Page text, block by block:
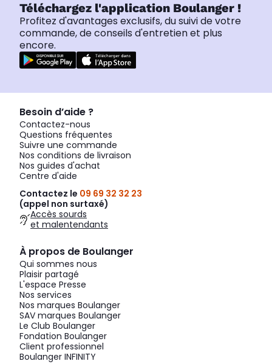
Téléchargez l'application Boulanger !
Profitez d'avantages exclusifs, du suivi de votre
commande, de conseils d'entretien et plus
encore.
Besoin d’aide ?
Contactez-nous
Questions fréquentes
Suivre une commande
Nos conditions de livraison
Nos guides d'achat
Centre d'aide
Contactez le 09 69 32 32 23
(appel non surtaxé)
Accès sourds
et malentendants
À propos de Boulanger
Qui sommes nous
Plaisir partagé
L'espace Presse
Nos services
Nos marques Boulanger
SAV marques Boulanger
Le Club Boulanger
Fondation Boulanger
Client professionnel
Boulanger INFINITY